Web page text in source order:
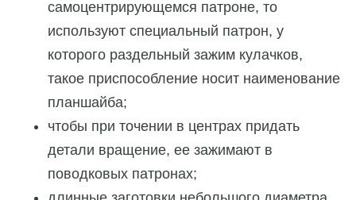
самоцентрирующемся патроне, то
используют специальный патрон, у
которого раздельный зажим кулачков,
такое приспособление носит наименование
планшайба;
чтобы при точении в центрах придать
детали вращение, ее зажимают в
поводковых патронах;